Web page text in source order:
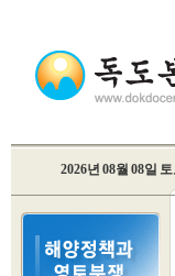
2026년 08월 08일